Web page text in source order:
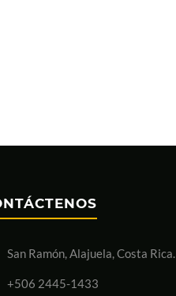
San Ramón, Alajuela, Costa Rica.
+506 2445-1433